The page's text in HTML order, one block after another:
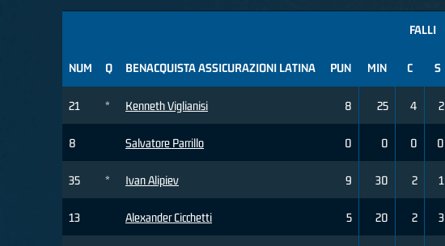
NUM Q BENACQUISTA ASSICURAZIONI LATINA
21 * Kenneth Viglianisi
8 Salvatore Parrillo
35 * Ivan Alipiev
13 Alexander Cicchetti
FALLI
PUN MIN C S
8 25 4 2
0 0 0 0
9 30 2 1
5 20 2 3